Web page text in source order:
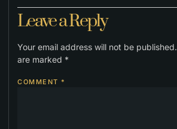
Leave a Reply
Your email address will not be published.
are marked *
COMMENT *